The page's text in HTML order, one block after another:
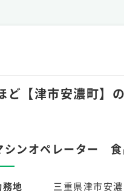
【津市安濃町】
シンオペレーター
務地 三重県津市安